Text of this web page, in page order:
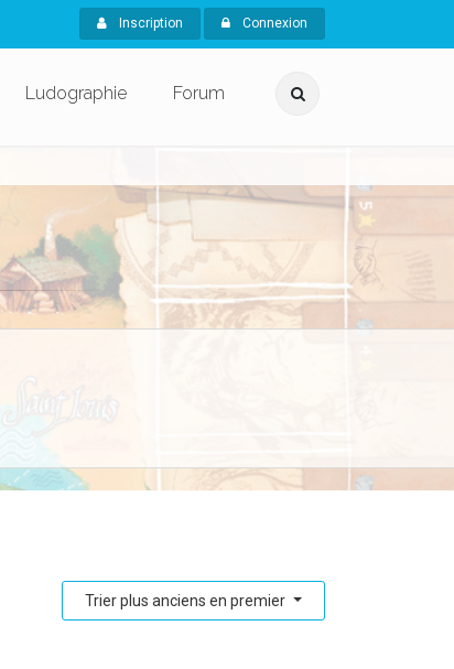
Inscription Connexion
Ludographie Forum
Trier plus anciens en premier